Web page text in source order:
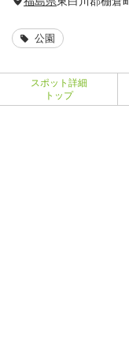
公園
スポット詳細
トップ